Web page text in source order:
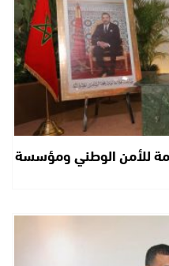
للأمن الوطني ومؤسسة